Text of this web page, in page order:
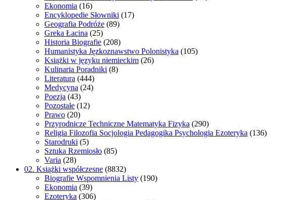
Ekonomia (16)
Encyklopedie Słowniki (17)
Geografia Podróże (89)
Greka Łacina (25)
Historia Biografie (208)
Humanistyka Jęzkoznawstwo Polonistyka (105)
Książki w języku niemieckim (26)
Kulinaria Poradniki (8)
Literatura (444)
Medycyna (24)
Poezja (43)
Pozostałe (12)
Prawo (20)
Przyrodnicze Techniczne Matematyka Fizyka (290)
Religia Filozofia Socjologia Pedagogika Psychologia Ezoteryka (136)
Starodruki (5)
Sztuka Rzemiosło (85)
Varia (28)
02. Książki współczesne (8832)
Biografie Wspomnienia Listy (190)
Ekonomia (39)
Ezoteryka (306)